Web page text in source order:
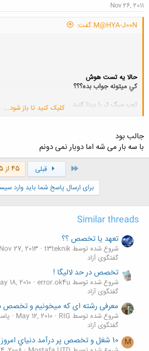
Nov 26, 2011
M@HYA-J00N گفت:
حالا يه تست هوش
كي ميتونه جواب بده؟؟؟
توپ سبک تر را پيدا کنيد
ADMINI~1/LOCALS~1/Temp/msohtmlclip1/
01/clip_image001.jpg
شما 8 توپ تقريبا مشابه در اختيار داريد. يکی
تر است. شما اين تفاوت را با گرفتن توپ در دست
با مقايسه دو توپ با دو دست متوجه سبک تر
می توان توپ سبک تر را تنها با دو بار مقايسه پيدا
کلیک کنید تا باز شود...
جالب بود
با سه بار می شه اما دوبار نمی دونم
اول قبلی
45 از 45
برای ارسال پاسخ شما باید وارد
Similar threads
تعهد يا تخصص ؟؟
شروع شده توسط t3teknik Nov 27, 2013
گفتگوی آزاد
تخصص در حد لاليگا !
شروع شده توسط error.ok4u 18, 2010
گفتگوی آزاد
معرفی رشته ای که میخونیم و تخصص
شروع شده توسط RIG May 12, 2010
گفتگوی آزاد
M 10 شغل و تخصص پر درآمد دنياي امروز